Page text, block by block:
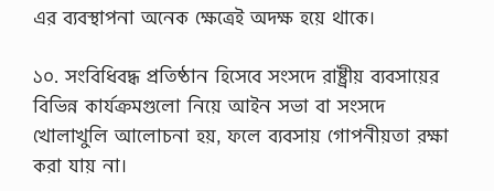
এর ব্যবস্থাপনা অনেক ক্ষেত্রেই অদক্ষ হয়ে থাকে।
১০. সংবিধিবদ্ধ প্রতিষ্ঠান হিসেবে সংসদে রাষ্ট্রীয় ব্যবসায়ের
বিভিন্ন কার্যক্রমগুলো নিয়ে আইন সভা বা সংসদে
খোলাখুলি আলোচনা হয়, ফলে ব্যবসায় গোপনীয়তা রক্ষা
করা যায় না।